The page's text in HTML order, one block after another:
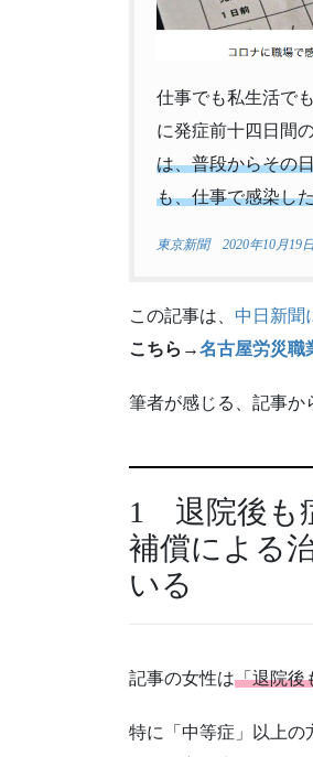
仕事でも私生活で
に発症前十四日間
は、普段からその
も、仕事で感染し
東京新聞 2020年10月19
この記事は、 中日新聞
こちら→名古屋労災職
筆者が感じる、記事か
1 退院後も
補償による
いる
記事の女性は「退院後
特に「中等症」以上の